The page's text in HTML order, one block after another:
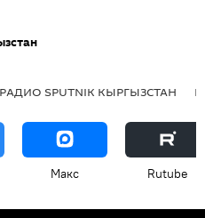
РАДИО SPUTNIK КЫРГЫЗСТАН
Макс Rutube